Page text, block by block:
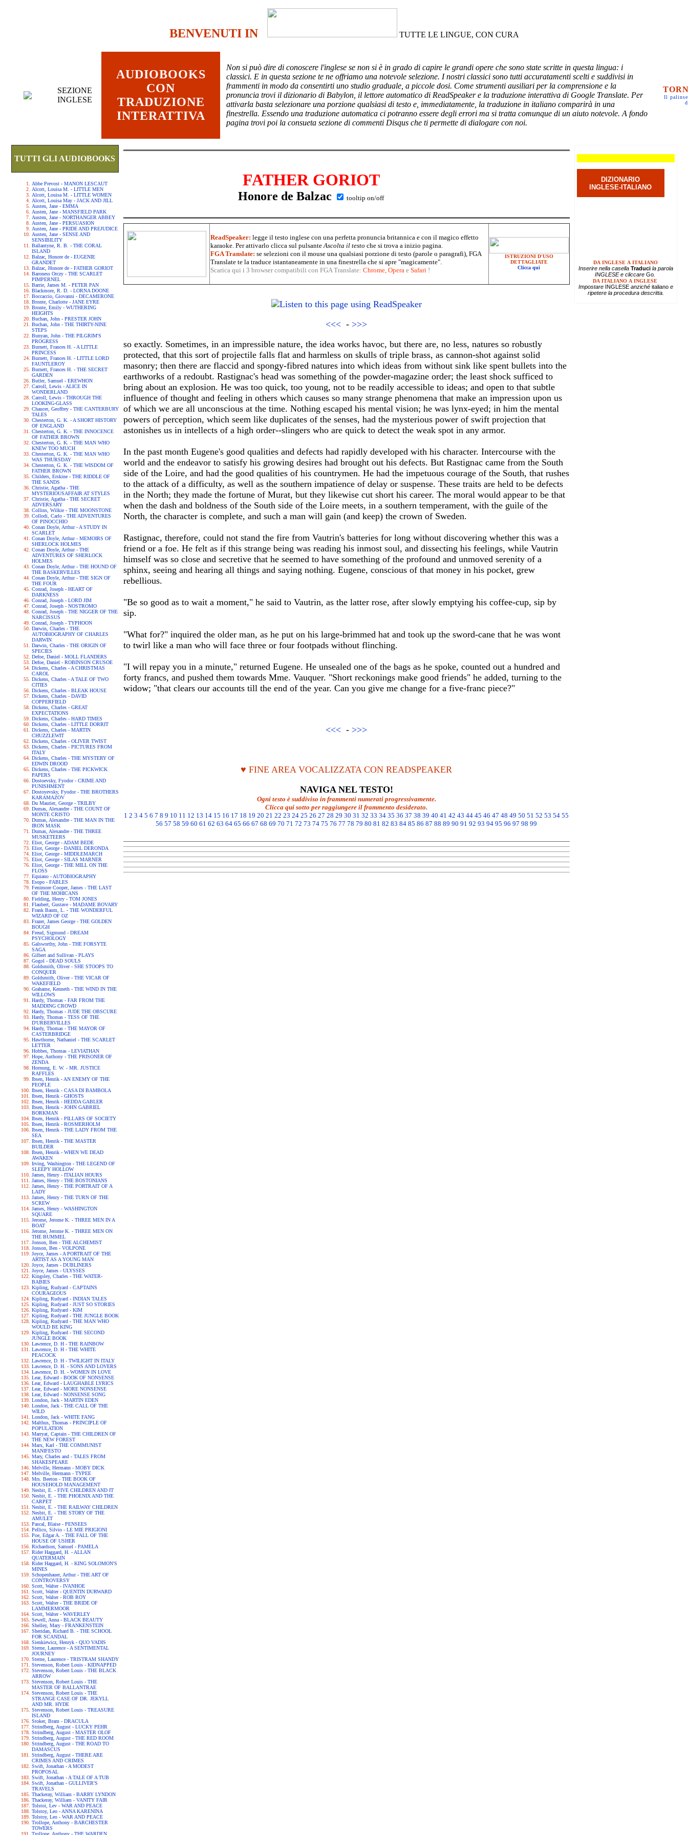
BENVENUTI IN TUTTE LE LINGUE, CON CURA
SEZIONE
INGLESE
AUDIOBOOKS
CON
TRADUZIONE
INTERATTIVA
Non si può dire di conoscere l'inglese se non si è in grado di capire le grandi opere che sono state scritte in questa lingua: i
classici. E in questa sezione te ne offriamo una notevole selezione. I nostri classici sono tutti accuratamenti scelti e suddivisi in
frammenti in modo da consentirti uno studio graduale, a piccole dosi. Come strumenti ausiliari per la comprensione e la
pronuncia trovi il dizionario di Babylon, il lettore automatico di ReadSpeaker e la traduzione interattiva di Google Translate. Per
attivarla basta selezionare una porzione qualsiasi di testo e, immediatamente, la traduzione in italiano comparirà in una
finestrella. Essendo una traduzione automatica ci potranno essere degli errori ma si tratta comunque di un aiuto notevole. A fondo
pagina trovi poi la consueta sezione di commenti Disqus che ti permette di dialogare con noi.
Il
TUTTI GLI AUDIOBOOKS
Abbe Prevost - MANON LESCAUT
Alcott, Louisa M. - LITTLE MEN
Alcott, Louisa M. - LITTLE WOMEN
Alcott, Louisa May - JACK AND JILL
Austen, Jane - EMMA
Austen, Jane - MANSFIELD PARK
Austen, Jane - NORTHANGER ABBEY
Austen, Jane - PERSUASION
Austen, Jane - PRIDE AND PREJUDICE
Austen, Jane - SENSE AND
SENSIBILITY
Ballantyne, R. B. - THE CORAL
ISLAND
Balzac, Honore de - EUGENIE
GRANDET
Balzac, Honore de - FATHER GORIOT
Baroness Orczy - THE SCARLET
PIMPERNEL
Barrie, James M. - PETER PAN
Blackmore, R. D. - LORNA DOONE
Boccaccio, Giovanni - DECAMERONE
Bronte, Charlotte - JANE EYRE
Bronte, Emily - WUTHERING
HEIGHTS
Buchan, John - PRESTER JOHN
Buchan, John - THE THIRTY-NINE
STEPS
Bunyan, John - THE PILGRIM'S
PROGRESS
Burnett, Frances H. - A LITTLE
PRINCESS
Burnett, Frances H. - LITTLE LORD
FAUNTLEROY
Burnett, Frances H. - THE SECRET
GARDEN
Butler, Samuel - EREWHON
Carroll, Lewis - ALICE IN
WONDERLAND
Carroll, Lewis - THROUGH THE
LOOKING-GLASS
Chaucer, Geoffrey - THE CANTERBURY
TALES
Chesterton, G. K. - A SHORT HISTORY
OF ENGLAND
Chesterton, G. K. - THE INNOCENCE
OF FATHER BROWN
Chesterton, G. K. - THE MAN WHO
KNEW TOO MUCH
Chesterton, G. K. - THE MAN WHO
WAS THURSDAY
Chesterton, G. K. - THE WISDOM OF
FATHER BROWN
Childers, Erskine - THE RIDDLE OF
THE SANDS
Christie, Agatha - THE
MYSTERIOUSAFFAIR AT STYLES
Christie, Agatha - THE SECRET
ADVERSARY
Collins, Wilkie - THE MOONSTONE
Collodi, Carlo - THE ADVENTURES
OF PINOCCHIO
Conan Doyle, Arthur - A STUDY IN
SCARLET
Conan Doyle, Arthur - MEMOIRS OF
SHERLOCK HOLMES
Conan Doyle, Arthur - THE
ADVENTURES OF SHERLOCK
HOLMES
Conan Doyle, Arthur - THE HOUND OF
THE BASKERVILLES
Conan Doyle, Arthur - THE SIGN OF
THE FOUR
Conrad, Joseph - HEART OF
DARKNESS
Conrad, Joseph - LORD JIM
Conrad, Joseph - NOSTROMO
Conrad, Joseph - THE NIGGER OF THE
NARCISSUS
Conrad, Joseph - TYPHOON
Darwin, Charles - THE
AUTOBIOGRAPHY OF CHARLES
DARWIN
Darwin, Charles - THE ORIGIN OF
SPECIES
Defoe, Daniel - MOLL FLANDERS
Defoe, Daniel - ROBINSON CRUSOE
Dickens, Charles - A CHRISTMAS
CAROL
Dickens, Charles - A TALE OF TWO
CITIES
Dickens, Charles - BLEAK HOUSE
Dickens, Charles - DAVID
COPPERFIELD
Dickens, Charles - GREAT
EXPECTATIONS
Dickens, Charles - HARD TIMES
Dickens, Charles - LITTLE DORRIT
Dickens, Charles - MARTIN
CHUZZLEWIT
Dickens, Charles - OLIVER TWIST
Dickens, Charles - PICTURES FROM
ITALY
Dickens, Charles - THE MYSTERY OF
EDWIN DROOD
Dickens, Charles - THE PICKWICK
PAPERS
Dostoevsky, Fyodor - CRIME AND
PUNISHMENT
Dostoyevsky, Fyodor - THE BROTHERS
KARAMAZOV
Du Maurier, George - TRILBY
Dumas, Alexandre - THE COUNT OF
MONTE CRISTO
Dumas, Alexandre - THE MAN IN THE
IRON MASK
Dumas, Alexandre - THE THREE
MUSKETEERS
Eliot, George - ADAM BEDE
Eliot, George - DANIEL DERONDA
Eliot, George - MIDDLEMARCH
Eliot, George - SILAS MARNER
Eliot, George - THE MILL ON THE
FLOSS
Equiano - AUTOBIOGRAPHY
Esopo - FABLES
Fenimore Cooper, James - THE LAST
OF THE MOHICANS
Fielding, Henry - TOM JONES
Flaubert, Gustave - MADAME BOVARY
Frank Baum, L. - THE WONDERFUL
WIZARD OF OZ
Frazer, James George - THE GOLDEN
BOUGH
Freud, Sigmund - DREAM
PSYCHOLOGY
Galsworthy, John - THE FORSYTE
SAGA
Gilbert and Sullivan - PLAYS
Gogol - DEAD SOULS
Goldsmith, Oliver - SHE STOOPS TO
CONQUER
Goldsmith, Oliver - THE VICAR OF
WAKEFIELD
Grahame, Kenneth - THE WIND IN THE
WILLOWS
Hardy, Thomas - FAR FROM THE
MADDING CROWD
Hardy, Thomas - JUDE THE OBSCURE
Hardy, Thomas - TESS OF THE
D'URBERVILLES
Hardy, Thomas - THE MAYOR OF
CASTERBRIDGE
Hawthorne, Nathaniel - THE SCARLET
LETTER
Hobbes, Thomas - LEVIATHAN
Hope, Anthony - THE PRISONER OF
ZENDA
Hornung, E. W. - MR. JUSTICE
RAFFLES
Ibsen, Henrik - AN ENEMY OF THE
PEOPLE
Ibsen, Henrik - CASA DI BAMBOLA
Ibsen, Henrik - GHOSTS
Ibsen, Henrik - HEDDA GABLER
Ibsen, Henrik - JOHN GABRIEL
BORKMAN
Ibsen, Henrik - PILLARS OF SOCIETY
Ibsen, Henrik - ROSMERHOLM
Ibsen, Henrik - THE LADY FROM THE
SEA
Ibsen, Henrik - THE MASTER
BUILDER
Ibsen, Henrik - WHEN WE DEAD
AWAKEN
Irving, Washington - THE LEGEND OF
SLEEPY HOLLOW
James, Henry - ITALIAN HOURS
James, Henry - THE BOSTONIANS
James, Henry - THE PORTRAIT OF A
LADY
James, Henry - THE TURN OF THE
SCREW
James, Henry - WASHINGTON
SQUARE
Jerome, Jerome K. - THREE MEN IN A
BOAT
Jerome, Jerome K. - THREE MEN ON
THE BUMMEL
Jonson, Ben - THE ALCHEMIST
Jonson, Ben - VOLPONE
Joyce, James - A PORTRAIT OF THE
ARTIST AS A YOUNG MAN
Joyce, James - DUBLINERS
Joyce, James - ULYSSES
Kingsley, Charles - THE WATER-
BABIES
Kipling, Rudyard - CAPTAINS
COURAGEOUS
Kipling, Rudyard - INDIAN TALES
Kipling, Rudyard - JUST SO STORIES
Kipling, Rudyard - KIM
Kipling, Rudyard - THE JUNGLE BOOK
Kipling, Rudyard - THE MAN WHO
WOULD BE KING
Kipling, Rudyard - THE SECOND
JUNGLE BOOK
Lawrence, D. H - THE RAINBOW
Lawrence, D. H - THE WHITE
PEACOCK
Lawrence, D. H - TWILIGHT IN ITALY
Lawrence, D. H. - SONS AND LOVERS
Lawrence, D. H. - WOMEN IN LOVE
Lear, Edward - BOOK OF NONSENSE
Lear, Edward - LAUGHABLE LYRICS
Lear, Edward - MORE NONSENSE
Lear, Edward - NONSENSE SONG
London, Jack - MARTIN EDEN
London, Jack - THE CALL OF THE
WILD
London, Jack - WHITE FANG
Malthus, Thomas - PRINCIPLE OF
POPULATION
Marryat, Captain - THE CHILDREN OF
THE NEW FOREST
Marx, Karl - THE COMMUNIST
MANIFESTO
Mary, Charles and - TALES FROM
SHAKESPEARE
Melville, Hermann - MOBY DICK
Melville, Hermann - TYPEE
Mrs. Beeton - THE BOOK OF
HOUSEHOLD MANAGEMENT
Nesbit, E. - FIVE CHILDREN AND IT
Nesbit, E. - THE PHOENIX AND THE
CARPET
Nesbit, E. - THE RAILWAY CHILDREN
Nesbit, E. - THE STORY OF THE
AMULET
Pascal, Blaise - PENSEES
Pellico, Silvio - LE MIE PRIGIONI
Poe, Edgar A. - THE FALL OF THE
HOUSE OF USHER
Richardson, Samuel - PAMELA
Rider Haggard, H. - ALLAN
QUATERMAIN
Rider Haggard, H. - KING SOLOMON'S
MINES
Schopenhauer, Arthur - THE ART OF
CONTROVERSY
Scott, Walter - IVANHOE
Scott, Walter - QUENTIN DURWARD
Scott, Walter - ROB ROY
Scott, Walter - THE BRIDE OF
LAMMERMOOR
Scott, Walter - WAVERLEY
Sewell, Anna - BLACK BEAUTY
Shelley, Mary - FRANKENSTEIN
Sheridan, Richard B. - THE SCHOOL
FOR SCANDAL
Sienkiewicz, Henryk - QUO VADIS
Sterne, Laurence - A SENTIMENTAL
JOURNEY
Sterne, Laurence - TRISTRAM SHANDY
Stevenson, Robert Louis - KIDNAPPED
Stevenson, Robert Louis - THE BLACK
ARROW
Stevenson, Robert Louis - THE
MASTER OF BALLANTRAE
Stevenson, Robert Louis - THE
STRANGE CASE OF DR. JEKYLL
AND MR. HYDE
Stevenson, Robert Louis - TREASURE
ISLAND
Stoker, Bram - DRACULA
Strindberg, August - LUCKY PEHR
Strindberg, August - MASTER OLOF
Strindberg, August - THE RED ROOM
Strindberg, August - THE ROAD TO
DAMASCUS
Strindberg, August - THERE ARE
CRIMES AND CRIMES
Swift, Jonathan - A MODEST
PROPOSAL
Swift, Jonathan - A TALE OF A TUB
Swift, Jonathan - GULLIVER'S
TRAVELS
Thackeray, William - BARRY LYNDON
Thackeray, William - VANITY FAIR
Tolstoi, Lev - WAR AND PEACE
Tolstoy, Leo - ANNA KARENINA
Tolstoy, Leo - WAR AND PEACE
Trollope, Anthony - BARCHESTER
TOWERS
Trollope, Anthony - THE WARDEN
FATHER GORIOT
Honore de Balzac tooltip on/off
ReadSpeaker: legge il testo inglese con una perfetta pronuncia britannica e con il magico effetto
karaoke. Per attivarlo clicca sul pulsanteAscolta il testo che si trova a inizio pagina.
FGA Translate: se selezioni con il mouse una qualsiasi porzione di testo (parole o paragrafi), FGA
Translate te la traduce istantaneamente in una finestrella che si apre "magicamente".
Scarica qui i 3 browser compatibili con FGA Translate: Chrome, Operae Safari !
ISTRUZIONI D'USO
DETTAGLIATE
Clicca qui
<<< - >>>
so exactly. Sometimes, in an impressible nature, the idea works havoc, but there are, no less, natures so robustly
protected, that this sort of projectile falls flat and harmless on skulls of triple brass, as cannon-shot against solid
masonry; then there are flaccid and spongy-fibred natures into which ideas from without sink like spent bullets into the
earthworks of a redoubt. Rastignac's head was something of the powder-magazine order; the least shock sufficed to
bring about an explosion. He was too quick, too young, not to be readily accessible to ideas; and open to that subtle
influence of thought and feeling in others which causes so many strange phenomena that make an impression upon us
of which we are all unconscious at the time. Nothing escaped his mental vision; he was lynx-eyed; in him the mental
powers of perception, which seem like duplicates of the senses, had the mysterious power of swift projection that
astonishes us in intellects of a high order--slingers who are quick to detect the weak spot in any armor.
In the past month Eugene's good qualities and defects had rapidly developed with his character. Intercourse with the
world and the endeavor to satisfy his growing desires had brought out his defects. But Rastignac came from the South
side of the Loire, and had the good qualities of his countrymen. He had the impetuous courage of the South, that rushes
to the attack of a difficulty, as well as the southern impatience of delay or suspense. These traits are held to be defects
in the North; they made the fortune of Murat, but they likewise cut short his career. The moral would appear to be that
when the dash and boldness of the South side of the Loire meets, in a southern temperament, with the guile of the
North, the character is complete, and such a man will gain (and keep) the crown of Sweden.
Rastignac, therefore, could not stand the fire from Vautrin's batteries for long without discovering whether this was a
friend or a foe. He felt as if this strange being was reading his inmost soul, and dissecting his feelings, while Vautrin
himself was so close and secretive that he seemed to have something of the profound and unmoved serenity of a
sphinx, seeing and hearing all things and saying nothing. Eugene, conscious of that money in his pocket, grew
rebellious.
"Be so good as to wait a moment," he said to Vautrin, as the latter rose, after slowly emptying his coffee-cup, sip by
sip.
"What for?" inquired the older man, as he put on his large-brimmed hat and took up the sword-cane that he was wont
to twirl like a man who will face three or four footpads without flinching.
"I will repay you in a minute," returned Eugene. He unsealed one of the bags as he spoke, counted out a hundred and
forty francs, and pushed them towards Mme. Vauquer. "Short reckonings make good friends" he added, turning to the
widow; "that clears our accounts till the end of the year. Can you give me change for a five-franc piece?"
<<< - >>>
♥ FINE AREA VOCALIZZATA CON READSPEAKER
NAVIGA NEL TESTO!
Ogni testo è suddiviso in frammenti numerati progressivamente.
Clicca qui sotto per raggiungere il frammento desiderato.
1 2 3 4 5 6 7 8 9 10 11 12 13 14 15 16 17 18 19 20 21 22 23 24 25 26 27 28 29 30 31 32 33 34 35 36 37 38 39 40 41 42 43 44 45 46 47 48 49 50 51 52 53 54 55
56 57 58 59 60 61 62 63 64 65 66 67 68 69 70 71 72 73 74 75 76 77 78 79 80 81 82 83 84 85 86 87 88 89 90 91 92 93 94 95 96 97 98 99
DIZIONARIO
INGLESE-ITALIANO
DA INGLESE A ITALIANO
Inserire nella casella Traducila parola
INGLESE e cliccare Go.
DA ITALIANO A INGLESE
Impostare INGLESEanziché italianoe
ripetere la procedura descritta.